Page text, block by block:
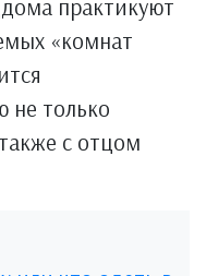
практикуют
«комнат
не только
с отцом